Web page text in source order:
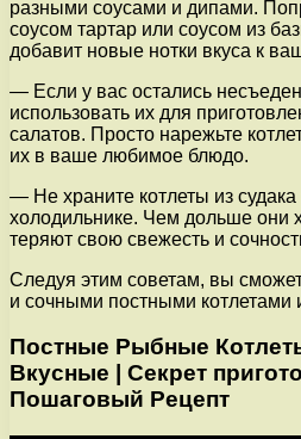
разными соусами и дипами.
соусом тартар или соусом из
добавит новые нотки вкуса к
— Если у вас остались
использовать их для
салатов. Просто нарежьте
их в ваше любимое блюдо.
— Не храните котлеты из
холодильнике. Чем дольше они
теряют свою свежесть и
Следуя этим советам, вы
и сочными постными котлетами
Постные Рыбные
Вкусные | Секрет
Пошаговый Рецепт